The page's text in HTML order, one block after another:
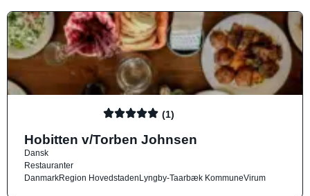
(1)
Hobitten v/Torben Johnsen
Dansk
Restauranter
DanmarkRegion HovedstadenLyngby-Taarbæk KommuneVirum